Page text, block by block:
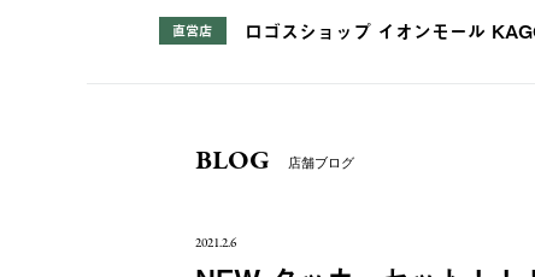
直営店 ロゴスショップ イオンモール
BLOG 店舗ブログ
2021.2.6